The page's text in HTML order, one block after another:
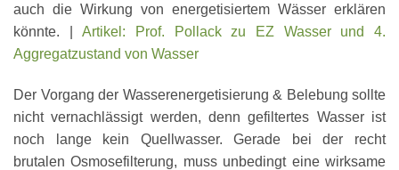
auch die Wirkung von energetisiertem Wässer erklären
könnte. |Artikel: Prof. Pollack zu EZ Wasser und 4.
Aggregatzustand von Wasser
Der Vorgang der Wasserenergetisierung & Belebung sollte
nicht vernachlässigt werden, denn gefiltertes Wasser ist
noch lange kein Quellwasser. Gerade bei der recht
brutalen Osmosefilterung, muss unbedingt eine wirksame